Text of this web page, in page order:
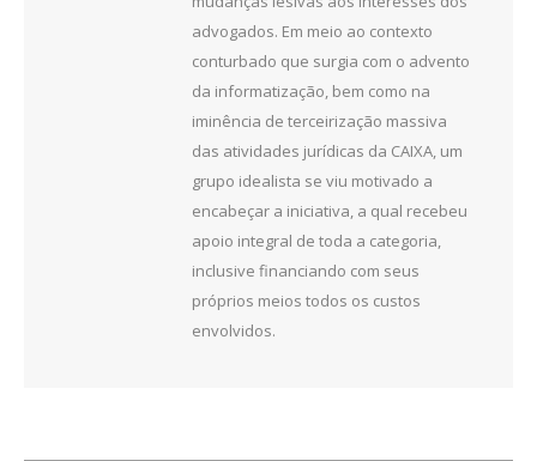
advogados. Em meio ao contexto
conturbado que surgia com o advento
da informatização, bem como na
iminência de terceirização massiva
das atividades jurídicas da CAIXA, um
grupo idealista se viu motivado a
encabeçar a iniciativa, a qual recebeu
apoio integral de toda a categoria,
inclusive financiando com seus
próprios meios todos os custos
envolvidos.